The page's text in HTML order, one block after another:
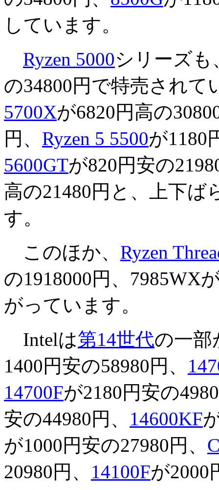
しています。
Ryzen 5000シリーズも
の34800円で特売されて
5700Xが6820円高の
円、 Ryzen 5 5500が1180
5600GTが820円安の
高の21480円と、上下
す。
このほか、 Ryzen
の1918000円、7985WX
がっています。
Intelは第14世代の一部
1400円安の58980円、
14700Fが2180円安の
安の44980円、 14600KF
が1000円安の27980円、
20980円、 14100Fが2000